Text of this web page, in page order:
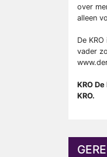
over
alleen
De
vader
KRO
KRO.